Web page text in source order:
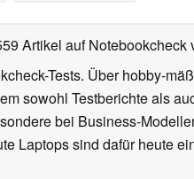
Artikel auf Notebookcheck
Tests. Über hobby-
sowohl Testberichte als
bei Business-
Laptops sind dafür heute